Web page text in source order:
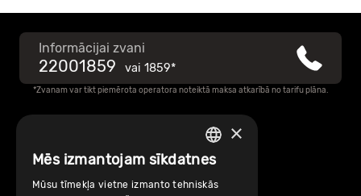
Informācijai zvani
22001859 vai 1859*
*Zvanam var tikt piemērota operatora noteiktā maksa atkarībā no tarifu plāna.
Par Mobilly
LATVIAN
×
Mēs izmantojam sīkdatnes
Mūsu tīmekļa vietne izmanto tehniskās